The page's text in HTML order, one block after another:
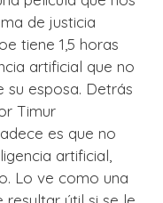
de justicia
tiene 1,5 horas
artificial que no
esposa. Detrás
Timur
es que no
artificial,
Lo ve como una